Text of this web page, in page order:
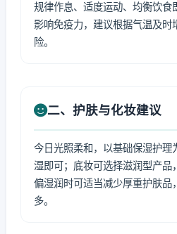
规律作息、适度运动、均衡饮食
影响免疫力，建议根据气温及时
险。
二、护肤与化妆建议
今日光照柔和，以基础保湿护理
湿即可；底妆可选择滋润型产品
偏湿润时可适当减少厚重护肤品
多。